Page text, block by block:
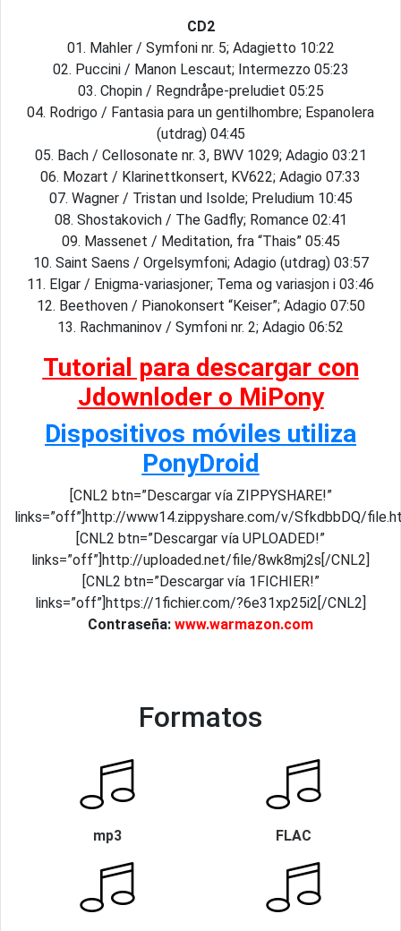
CD2
01. Mahler / Symfoni nr. 5; Adagietto 10:22
02. Puccini / Manon Lescaut; Intermezzo 05:23
03. Chopin / Regndråpe-preludiet 05:25
04. Rodrigo / Fantasia para un gentilhombre; Espanolera
(utdrag) 04:45
05. Bach / Cellosonate nr. 3, BWV 1029; Adagio 03:21
06. Mozart / Klarinettkonsert, KV622; Adagio 07:33
07. Wagner / Tristan und Isolde; Preludium 10:45
08. Shostakovich / The Gadfly; Romance 02:41
09. Massenet / Meditation, fra “Thais” 05:45
10. Saint Saens / Orgelsymfoni; Adagio (utdrag) 03:57
11. Elgar / Enigma-variasjoner; Tema og variasjon i 03:46
12. Beethoven / Pianokonsert “Keiser”; Adagio 07:50
13. Rachmaninov / Symfoni nr. 2; Adagio 06:52
Tutorial para descargar con
Jdownloder o MiPony
Dispositivos móviles utiliza
PonyDroid
[CNL2 btn=”Descargar vía ZIPPYSHARE!”
links=”off”]http://www14.zippyshare.com/v/SfkdbbDQ/
[CNL2 btn=”Descargar vía UPLOADED!”
links=”off”]http://uploaded.net/file/8wk8mj2s[/CNL2]
[CNL2 btn=”Descargar vía 1FICHIER!”
links=”off”]https://1fichier.com/?6e31xp25i2[/CNL2]
Contraseña: www.warmazon.com
Formatos
mp3 FLAC